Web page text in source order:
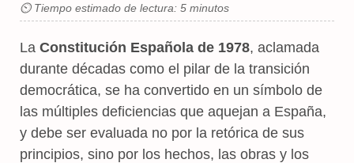
⏲ Tiempo estimado de lectura: 5 minutos
La Constitución Española de 1978, aclamada
durante décadas como el pilar de la transición
democrática, se ha convertido en un símbolo de
las múltiples deficiencias que aquejan a España,
y debe ser evaluada no por la retórica de sus
principios, sino por los hechos, las obras y los